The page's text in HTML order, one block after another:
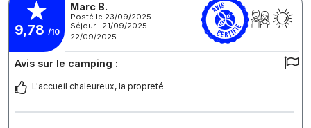
9,78 /10
Marc B.
Posté le 23/09/2025
Séjour : 21/09/2025 -
22/09/2025
Avis sur le camping :
L'accueil chaleureux, la propreté